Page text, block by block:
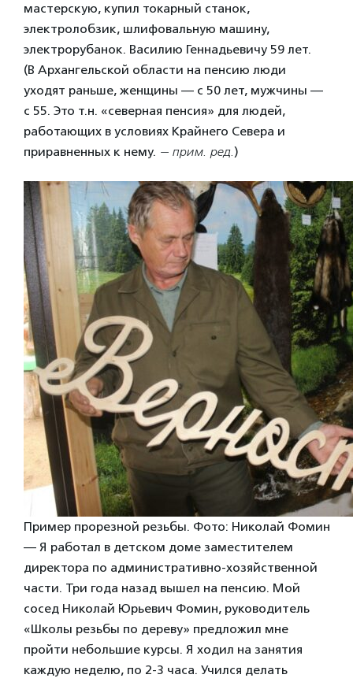
мастерскую, купил токарный станок,
электролобзик, шлифовальную машину,
электрорубанок. Василию Геннадьевичу 59 лет.
(В Архангельской области на пенсию люди
уходят раньше, женщины — с 50 лет, мужчины —
с 55. Это т.н. «северная пенсия» для людей,
работающих в условиях Крайнего Севера и
приравненных к нему. — прим. ред.)
Пример прорезной резьбы. Фото: Николай Фомин
— Я работал в детском доме заместителем
директора по административно-хозяйственной
части. Три года назад вышел на пенсию. Мой
сосед Николай Юрьевич Фомин, руководитель
«Школы резьбы по дереву» предложил мне
пройти небольшие курсы. Я ходил на занятия
каждую неделю, по 2-3 часа. Учился делать